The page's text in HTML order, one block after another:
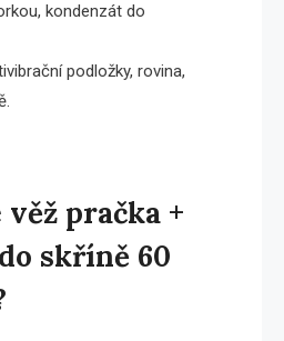
kondenzát do
podložky, rovina,
věž pračka +
skříně 60